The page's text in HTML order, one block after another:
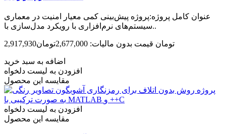
عنوان کامل پروژه:پروژه پیش‌بینی کمی معیار امنیت در معماری
سیستم‌های نرم‌افزاری با رویکرد مدل‌سازی با..
2,917,930تومان قیمت بدون مالیات: 2,677,000تومان
اضافه به سبد خرید
افزودن به لیست دلخواه
مقایسه این محصول
افزودن به لیست دلخواه
مقایسه این محصول